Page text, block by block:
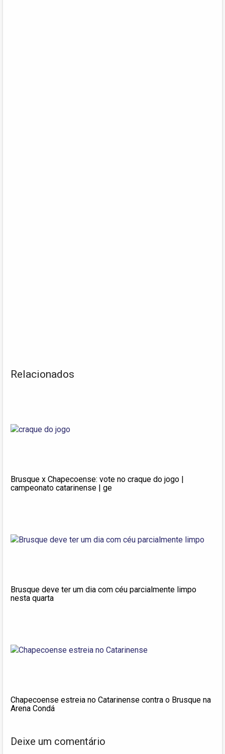
Relacionados
Brusque x Chapecoense: vote no craque do jogo |
campeonato catarinense | ge
Brusque deve ter um dia com céu parcialmente limpo
nesta quarta
Chapecoense estreia no Catarinense contra o Brusque na
Arena Condá
Deixe um comentário